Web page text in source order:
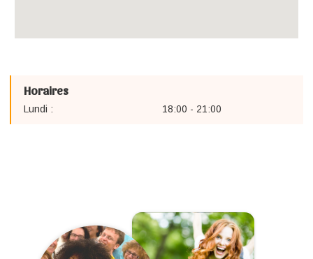
Horaires
Lundi : 18:00 - 21:00